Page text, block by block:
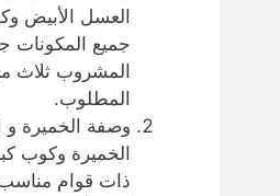
جميع المكونات
المشروب ثلاث
المطلوب.
وصفة الخميرة و
الخميرة وكوب
ذات قوام مناسب